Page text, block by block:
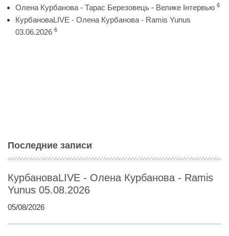
Олена Курбанова - Тарас Березовець - Велике Інтервью 6
КурбановаLIVE - Олена Курбанова - Ramis Yunus
03.06.2026 6
Последние записи
КурбановаLIVE - Олена Курбанова - Ramis
Yunus 05.08.2026
05/08/2026